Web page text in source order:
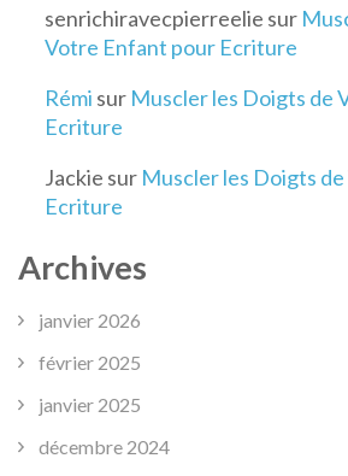
senrichiravecpierreelie sur
Votre Enfant pour Ecriture
Rémi sur Muscler les Doigts de
Ecriture
Jackie sur Muscler les Doigts
Ecriture
Archives
janvier 2026
février 2025
janvier 2025
décembre 2024